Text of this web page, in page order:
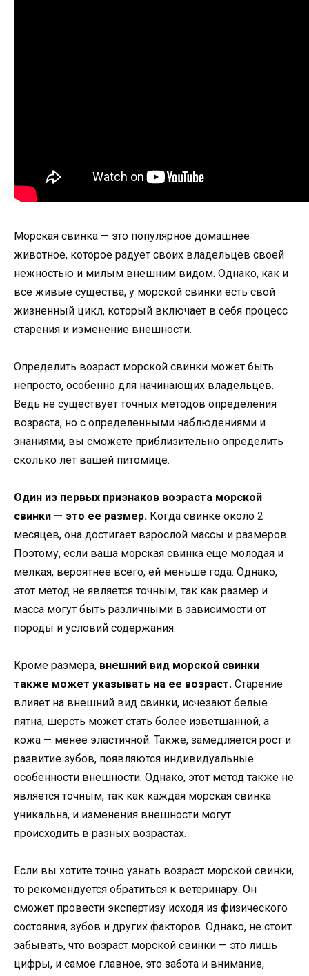
Морская свинка — это популярное домашнее
животное, которое радует своих владельцев своей
нежностью и милым внешним видом. Однако, как и
все живые существа, у морской свинки есть свой
жизненный цикл, который включает в себя процесс
старения и изменение внешности.
Определить возраст морской свинки может быть
непросто, особенно для начинающих владельцев.
Ведь не существует точных методов определения
возраста, но с определенными наблюдениями и
знаниями, вы сможете приблизительно определить
сколько лет вашей питомице.
Один из первых признаков возраста морской
свинки — это ее размер. Когда свинке около 2
месяцев, она достигает взрослой массы и размеров.
Поэтому, если ваша морская свинка еще молодая и
мелкая, вероятнее всего, ей меньше года. Однако,
этот метод не является точным, так как размер и
масса могут быть различными в зависимости от
породы и условий содержания.
Кроме размера, внешний вид морской свинки
также может указывать на ее возраст. Старение
влияет на внешний вид свинки, исчезают белые
пятна, шерсть может стать более изветшанной, а
кожа — менее эластичной. Также, замедляется рост и
развитие зубов, появляются индивидуальные
особенности внешности. Однако, этот метод также не
является точным, так как каждая морская свинка
уникальна, и изменения внешности могут
происходить в разных возрастах.
Если вы хотите точно узнать возраст морской свинки,
то рекомендуется обратиться к ветеринару. Он
сможет провести экспертизу исходя из физического
состояния, зубов и других факторов. Однако, не стоит
забывать, что возраст морской свинки — это лишь
цифры, и самое главное, это забота и внимание,